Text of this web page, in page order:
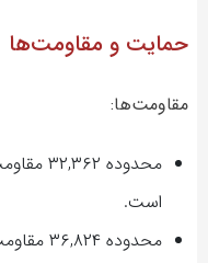
حمایت و مقاومت‌ها
مقاومت‌ها:
است.